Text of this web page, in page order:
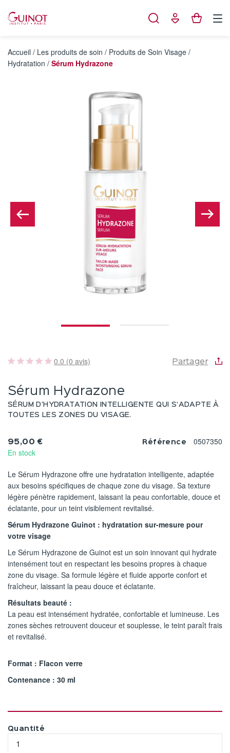
Accueil / Les produits de soin / Produits de Soin Visage /
Hydratation / Sérum Hydrazone
0.0 (0 avis) Partager
Sérum Hydrazone
SÉRUM D'HYDRATATION INTELLIGENTE QUI S’ADAPTE À
TOUTES LES ZONES DU VISAGE.
95,00 €
En stock
Référence 0507350
Le Sérum Hydrazone offre une hydratation intelligente, adaptée
aux besoins spécifiques de chaque zone du visage. Sa texture
légère pénètre rapidement, laissant la peau confortable, douce et
éclatante, pour un teint visiblement revitalisé.
Sérum Hydrazone Guinot : hydratation sur-mesure pour
votre visage
Le Sérum Hydrazone de Guinot est un soin innovant qui hydrate
intensément tout en respectant les besoins propres à chaque
zone du visage. Sa formule légère et fluide apporte confort et
fraîcheur, laissant la peau douce et éclatante.
Résultats beauté :
La peau est intensément hydratée, confortable et lumineuse. Les
zones sèches retrouvent douceur et souplesse, le teint paraît frais
et revitalisé.​
Format : Flacon verre
Contenance : 30 ml
Quantité